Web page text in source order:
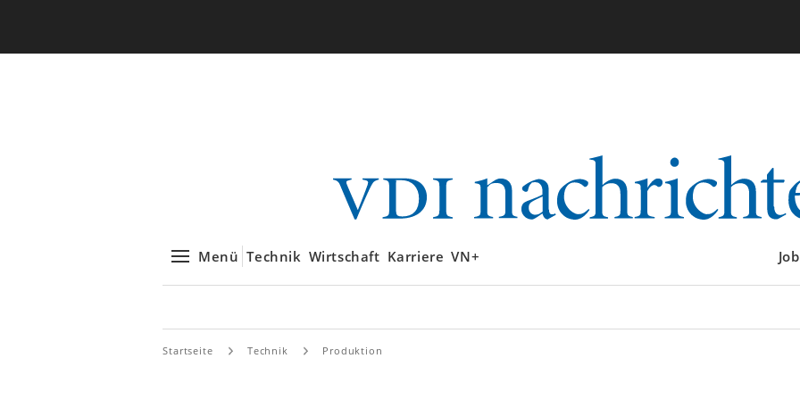
Menü Technik Wirtschaft Karriere VN+
Startseite Technik Produktion